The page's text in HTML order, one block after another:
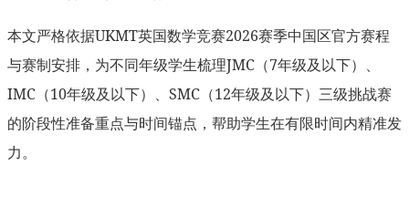
本文严格依据UKMT英国数学竞赛2026赛季中国区官方赛程
与赛制安排，为不同年级学生梳理JMC（7年级及以下）、
IMC（10年级及以下）、SMC（12年级及以下）三级挑战赛
的阶段性准备重点与时间锚点，帮助学生在有限时间内精准发
力。